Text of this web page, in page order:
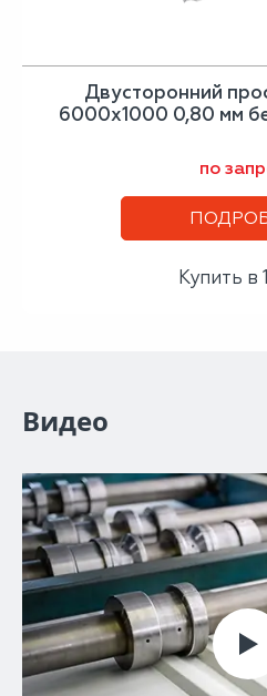
Двусторонний
6000х1000 0,80 мм
по
Купить в
Видео